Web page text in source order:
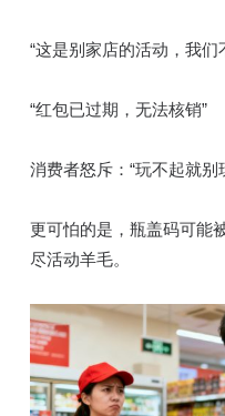
“这是别家店的活动，我们
“红包已过期，无法核销”
消费者怒斥：“玩不起就
更可怕的是，瓶盖码可能
尽活动羊毛。